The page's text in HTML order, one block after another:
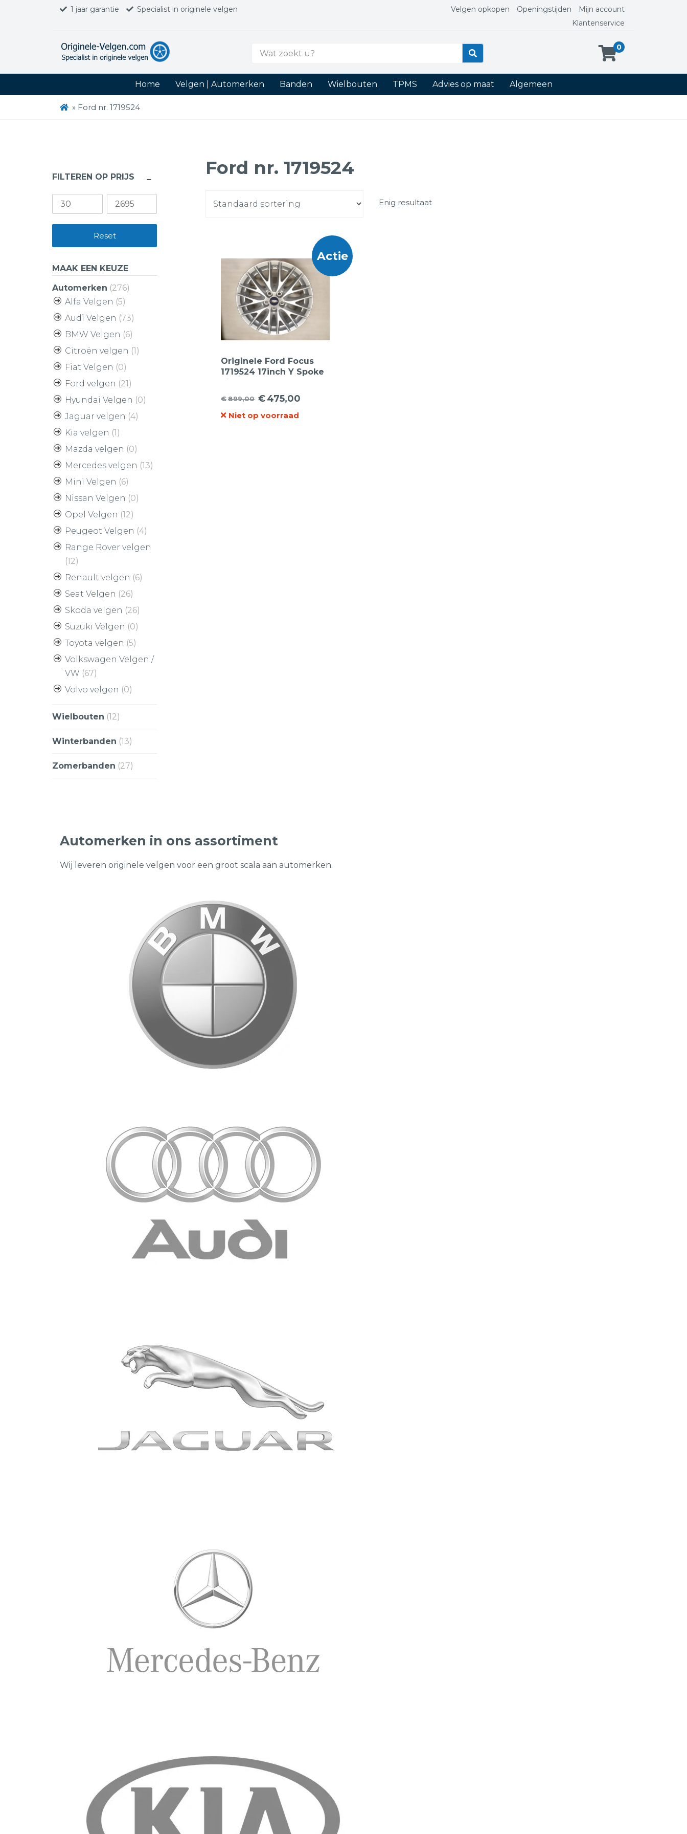
1 jaar garantie Specialist in originele velgen Velgen opkopen Openingstijden
Mijn account
Klantenservice
0
Zoek
Home Velgen | Automerken Banden Wielbouten TPMS Advies op maat Algemeen
» Ford nr. 1719524
Ford nr. 1719524
Enig resultaat
Actie
Originele Ford Focus
1719524 17inch Y Spoke
Lichtmetalen Velgen
€899,00
Oorspronkelijke
prijs
€475,00
Huidige
prijs
Niet op voorraad
FILTEREN OP PRIJS
Reset
MAAK EEN KEUZE
Automerken (276)
Alfa Velgen (5)
Audi Velgen (73)
BMW Velgen (6)
Citroën velgen (1)
Fiat Velgen (0)
Ford velgen (21)
Hyundai Velgen (0)
Jaguar velgen (4)
Kia velgen (1)
Mazda velgen (0)
Mercedes velgen (13)
Mini Velgen (6)
Nissan Velgen (0)
Opel Velgen (12)
Peugeot Velgen (4)
Range Rover velgen
(12)
Renault velgen (6)
Seat Velgen (26)
Skoda velgen (26)
Suzuki Velgen (0)
Toyota velgen (5)
Volkswagen Velgen /
VW (67)
Volvo velgen (0)
Wielbouten (12)
Winterbanden (13)
Zomerbanden (27)
Automerken in ons assortiment
Wij leveren originele velgen voor een groot scala aan automerken.